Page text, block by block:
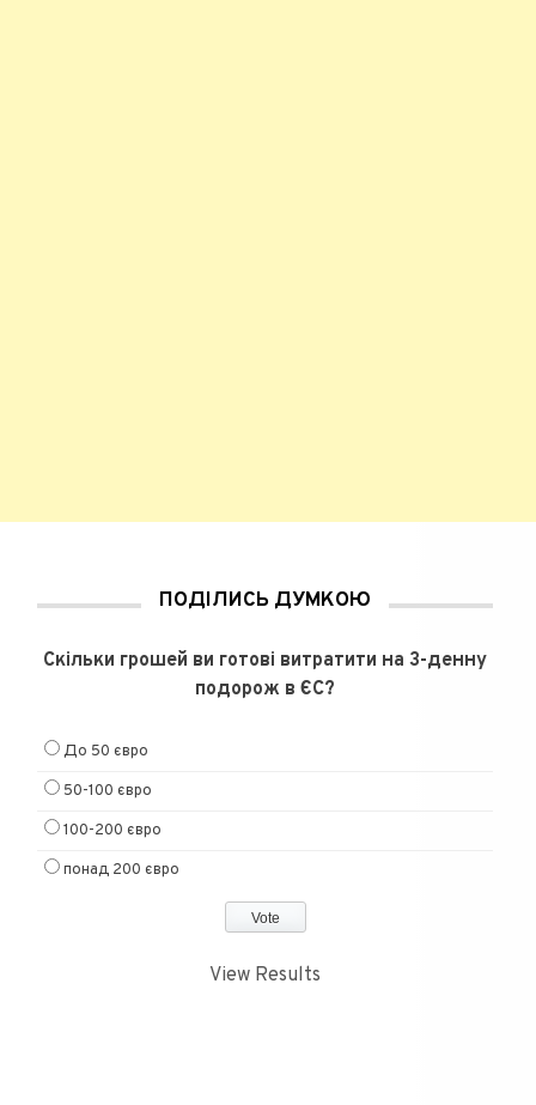
ПОДІЛИСЬ ДУМКОЮ
Скільки грошей ви готові витратити на 3-денну
подорож в ЄС?
До 50 євро
50-100 євро
100-200 євро
понад 200 євро
View Results